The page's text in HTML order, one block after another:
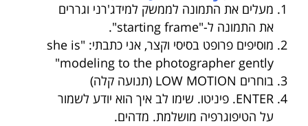
מעלים את התמונה לממשק למידג'רני וגררים
את התמונה ל-"starting frame".
מוסיפים פרופט בסיסי וקצר, אני כתבתי: "she is
modeling to the photographer gently"
בוחרים LOW MOTION (תנועה קלה)
ENTER. פיניטו. שימו לב איך הוא יודע לשמור
על הטיפוגרפיה מושלמת. מדהים.